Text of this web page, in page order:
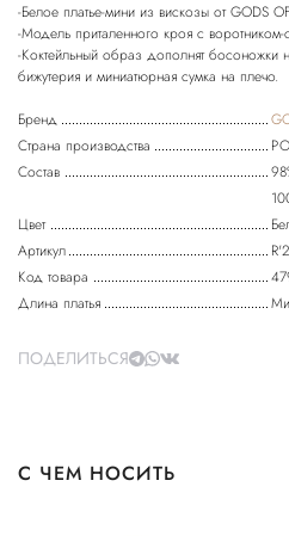
-Белое платье-мини из вискозы от GODS
-Модель приталенного кроя с воротником-
-Коктейльный образ дополнят босоножки
бижутерия и миниатюрная сумка на плечо.
Бренд
Страна производства
Состав
Цвет
Артикул
Код товара
Длина платья
ПОДЕЛИТЬСЯ
С ЧЕМ НОСИТЬ